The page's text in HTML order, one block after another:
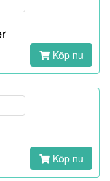
Köp nu
Köp nu